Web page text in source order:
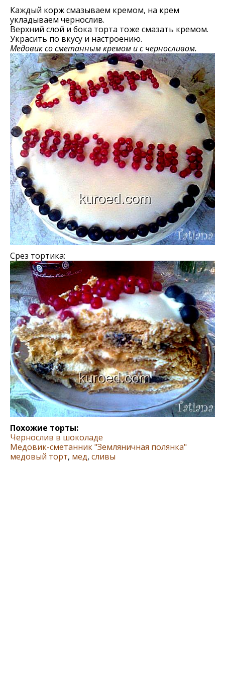
Каждый корж смазываем кремом, на крем
укладываем чернослив.
Верхний слой и бока торта тоже смазать кремом.
Украсить по вкусу и настроению.
Медовик со сметанным кремом и с черносливом.
Срез тортика:
Похожие торты:
Чернослив в шоколаде
Медовик-сметанник "Земляничная полянка"
медовый торт, мед, сливы